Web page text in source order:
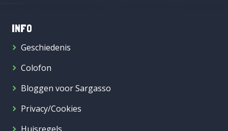
INFO
Geschiedenis
Colofon
Bloggen voor Sargasso
Privacy/Cookies